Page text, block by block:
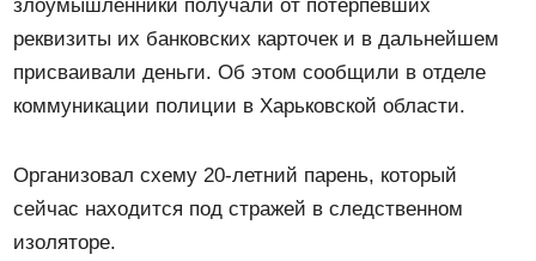
злоумышленники получали от потерпевших
реквизиты их банковских карточек и в дальнейшем
присваивали деньги. Об этом сообщили в отделе
коммуникации полиции в Харьковской области.
Организовал схему 20-летний парень, который
сейчас находится под стражей в следственном
изоляторе.